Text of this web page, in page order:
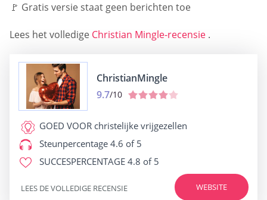
🚩 Gratis versie staat geen berichten toe
Lees het volledige Christian Mingle-recensie .
ChristianMingle
9.7/10
GOED VOOR christelijke vrijgezellen
Steunpercentage 4.6 of 5
SUCCESPERCENTAGE 4.8 of 5
WEBSITE
LEES DE VOLLEDIGE RECENSIE